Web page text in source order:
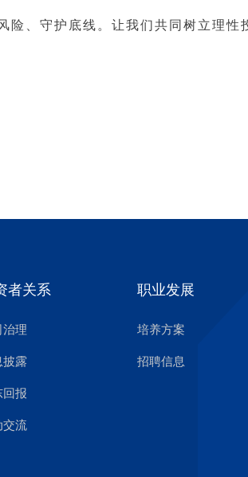
、守护底线。让我们共同树立理性
者关系
治理
披露
回报
交流
职业发展
培养方案
招聘信息